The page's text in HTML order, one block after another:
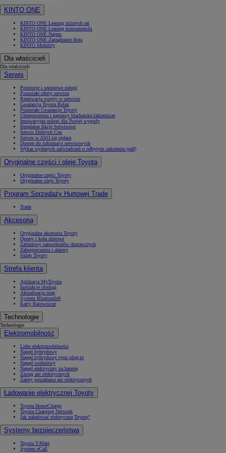
KINTO ONE
KINTO ONE Leasing niższych rat
KINTO ONE Leasing konsumencki
KINTO ONE Najem
KINTO ONE Zarządzanie flotą
KINTO Mobility
Dla właścicieli
Dla właścicieli
Serwis
Promocje i sezonowe usługi
Pozostałe oferty serwisu
Rezerwacja wizyty w serwisie
Gwarancja Toyota Relax
Pozostałe Gwarancje Toyoty
Ubezpieczenia i naprawy blacharsko-lakiernicze
Innowacyjne usługi dla Twojej wygody
Bezpłatne Akcje Serwisowe
Serwis Dobrych Cen
Serwis w ASO się opłaca
Dostęp do informacji serwisowych
Wykaz wydanych zaświadczeń o odbytym szkoleniu (pdf)
Oryginalne części i oleje Toyota
Oryginalne części Toyoty
Oryginalne oleje Toyoty
Program Sprzedaży Hurtowej Trade
Trade
Akcesoria
Oryginalne akcesoria Toyoty
Opony i koła zimowe
Zabudowy samochodów dostawczych
Zabezpieczenia i alarmy
Sklep Toyoty
Strefa klienta
Aplikacja MyToyota
Instrukcje obsługi
Aktualizacja map
System Bluetooth®
Karty Ratownicze
Technologie
Technologie
Elektromobilność
Lider elektromobilności
Napęd hybrydowy
Napęd hybrydowy typu plug-in
Napęd wodorowy
Napęd elektryczny na baterię
Zasięg aut elektrycznych
Zalety posiadania aut elektrycznych
Ładowanie elektrycznej Toyoty
Toyota HomeCharge
Toyota Charging Network
Jak naładować elektryczną Toyotę?
Systemy bezpieczeństwa
Toyota T-Mate
System eCall